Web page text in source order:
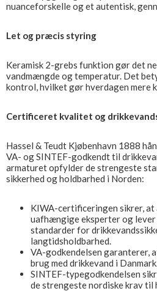
nuanceforskelle og et autentisk,
Let og præcis styring
Keramisk 2-grebs funktion gør det
vandmængde og temperatur. Det
kontrol, hvilket gør hverdagen mere
Certificeret kvalitet og
Hassel & Teudt Kjøbenhavn 1888
VA- og SINTEF-godkendt til
armaturet opfylder de strengeste
sikkerhed og holdbarhed i Norden:
KIWA-certificeringen sikrer,
uafhængige eksperter og
standarder for
langtidsholdbarhed.
VA-godkendelsen garanterer,
brug med drikkevand i
SINTEF-typegodkendelsen
de strengeste nordiske krav til